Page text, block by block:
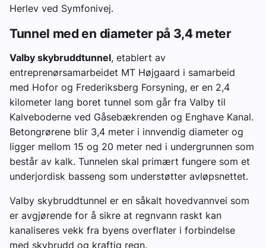
Herlev ved Symfonivej.
Tunnel med en diameter på 3,4 meter
Valby skybruddtunnel, etablert av
entreprenørsamarbeidet MT Højgaard i samarbeid
med Hofor og Frederiksberg Forsyning, er en 2,4
kilometer lang boret tunnel som går fra Valby til
Kalveboderne ved Gåsebækrenden og Enghave Kanal.
Betongrørene blir 3,4 meter i innvendig diameter og
ligger mellom 15 og 20 meter ned i undergrunnen som
består av kalk. Tunnelen skal primært fungere som et
underjordisk basseng som understøtter avløpsnettet.
Valby skybruddtunnel er en såkalt hovedvannvei som
er avgjørende for å sikre at regnvann raskt kan
kanaliseres vekk fra byens overflater i forbindelse
med skybrudd og kraftig regn.